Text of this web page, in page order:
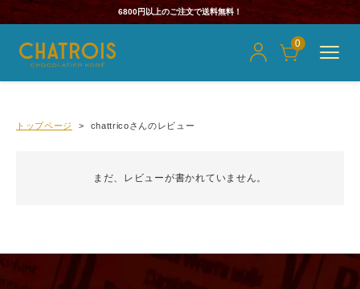
6800円以上のご注文で送料無料！
0
トップページ chattricoさんのレビュー
まだ、レビューが書かれていません。